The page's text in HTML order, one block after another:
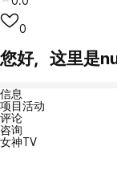
0
您好，这里是
信息
项目活动
评论
咨询
女神TV